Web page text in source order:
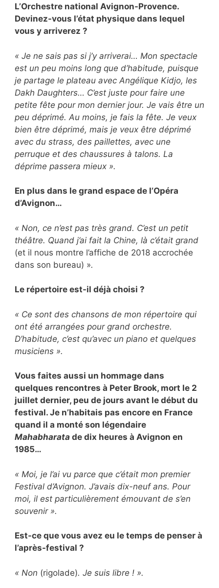
L’Orchestre national Avignon-Provence.
Devinez-vous l’état physique dans lequel
vous y arriverez ?
« Je ne sais pas si j’y arriverai… Mon spectacle
est un peu moins long que d’habitude, puisque
je partage le plateau avec Angélique Kidjo, les
Dakh Daughters… C’est juste pour faire une
petite fête pour mon dernier jour. Je vais être un
peu déprimé. Au moins, je fais la fête. Je veux
bien être déprimé, mais je veux être déprimé
avec du strass, des paillettes, avec une
perruque et des chaussures à talons. La
déprime passera mieux ».
En plus dans le grand espace de l’Opéra
d’Avignon…
« Non, ce n’est pas très grand. C’est un petit
théâtre. Quand j’ai fait la Chine, là c’était grand
(et il nous montre l’affiche de 2018 accrochée
dans son bureau) ».
Le répertoire est-il déjà choisi ?
« Ce sont des chansons de mon répertoire qui
ont été arrangées pour grand orchestre.
D’habitude, c’est qu’avec un piano et quelques
musiciens ».
Vous faites aussi un hommage dans
quelques rencontres à Peter Brook, mort le 2
juillet dernier, peu de jours avant le début du
festival. Je n’habitais pas encore en France
quand il a monté son légendaire
Mahabharata de dix heures à Avignon en
1985…
« Moi, je l’ai vu parce que c’était mon premier
Festival d’Avignon. J’avais dix-neuf ans. Pour
moi, il est particulièrement émouvant de s’en
souvenir ».
Est-ce que vous avez eu le temps de penser à
l’après-festival ?
« Non (rigolade). Je suis libre ! ».